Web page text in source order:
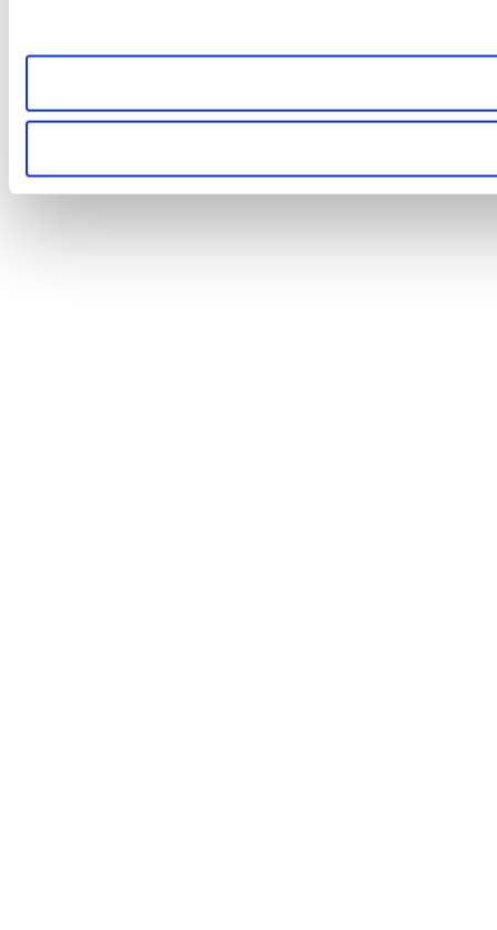
Las cookies de este sitio web se usan para personalizar el
combinarla con otra información que les haya